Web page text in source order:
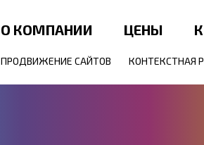
О КОМПАНИИ ЦЕНЫ
ПРОДВИЖЕНИЕ САЙТОВ КОНТЕКСТНАЯ